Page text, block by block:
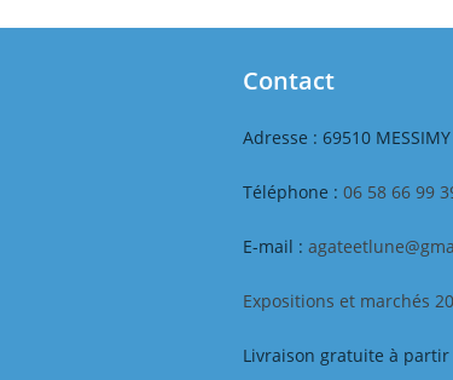
Contact
Adresse : 69510 MESSIMY
Téléphone : 06 58 66 99
E-mail :
Expositions et marchés
Livraison gratuite à partir